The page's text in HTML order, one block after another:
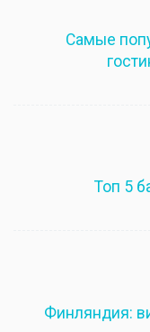
Самые
Топ 5
Финляндия: